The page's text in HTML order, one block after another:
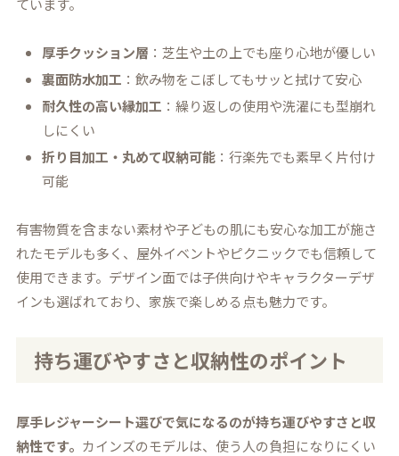
ています。
厚手クッション層 ：芝生や土の上でも座り心地が優しい
裏面防水加工 ：飲み物をこぼしてもサッと拭けて安心
耐久性の高い縁加工 ：繰り返しの使用や洗濯にも型崩れ
しにくい
折り目加工・丸めて収納可能 ：行楽先でも素早く片付け
可能
有害物質を含まない素材や子どもの肌にも安心な加工が施さ
れたモデルも多く、屋外イベントやピクニックでも信頼して
使用できます。デザイン面では子供向けやキャラクターデザ
インも選ばれており、家族で楽しめる点も魅力です。
持ち運びやすさと収納性のポイント
厚手レジャーシート選びで気になるのが持ち運びやすさと収
納性です。 カインズのモデルは、使う人の負担になりにくい